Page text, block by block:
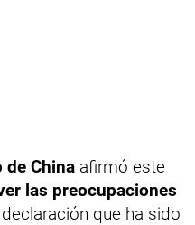
de China afirmó este
las preocupaciones
declaración que ha sido